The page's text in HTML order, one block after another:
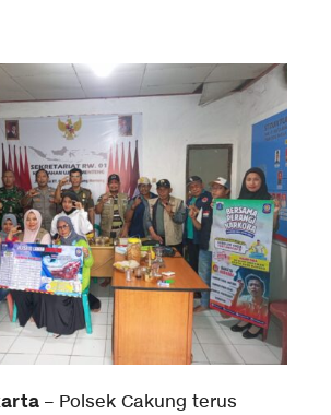
– Polsek Cakung terus